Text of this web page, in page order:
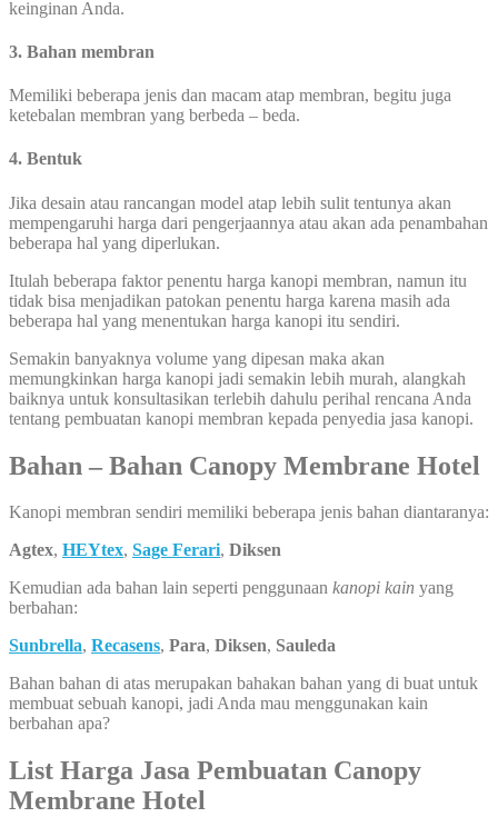
keinginan Anda.
3. Bahan membran
Memiliki beberapa jenis dan macam atap membran, begitu juga
ketebalan membran yang berbeda – beda.
4. Bentuk
Jika desain atau rancangan model atap lebih sulit tentunya akan
mempengaruhi harga dari pengerjaannya atau akan ada penambahan
beberapa hal yang diperlukan.
Itulah beberapa faktor penentu harga kanopi membran, namun itu
tidak bisa menjadikan patokan penentu harga karena masih ada
beberapa hal yang menentukan harga kanopi itu sendiri.
Semakin banyaknya volume yang dipesan maka akan
memungkinkan harga kanopi jadi semakin lebih murah, alangkah
baiknya untuk konsultasikan terlebih dahulu perihal rencana Anda
tentang pembuatan kanopi membran kepada penyedia jasa kanopi.
Bahan – Bahan Canopy Membrane Hotel
Kanopi membran sendiri memiliki beberapa jenis bahan diantaranya:
Agtex, HEYtex, Sage Ferari, Diksen
Kemudian ada bahan lain seperti penggunaan kanopi kain yang
berbahan:
Sunbrella, Recasens, Para, Diksen, Sauleda
Bahan bahan di atas merupakan bahakan bahan yang di buat untuk
membuat sebuah kanopi, jadi Anda mau menggunakan kain
berbahan apa?
List Harga Jasa Pembuatan Canopy
Membrane Hotel